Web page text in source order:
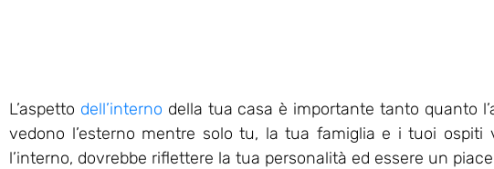
L’aspetto dell’interno della tua casa è importante tanto quanto
vedono l’esterno mentre solo tu, la tua famiglia e i tuoi ospiti
l’interno, dovrebbe riflettere la tua personalità ed essere un